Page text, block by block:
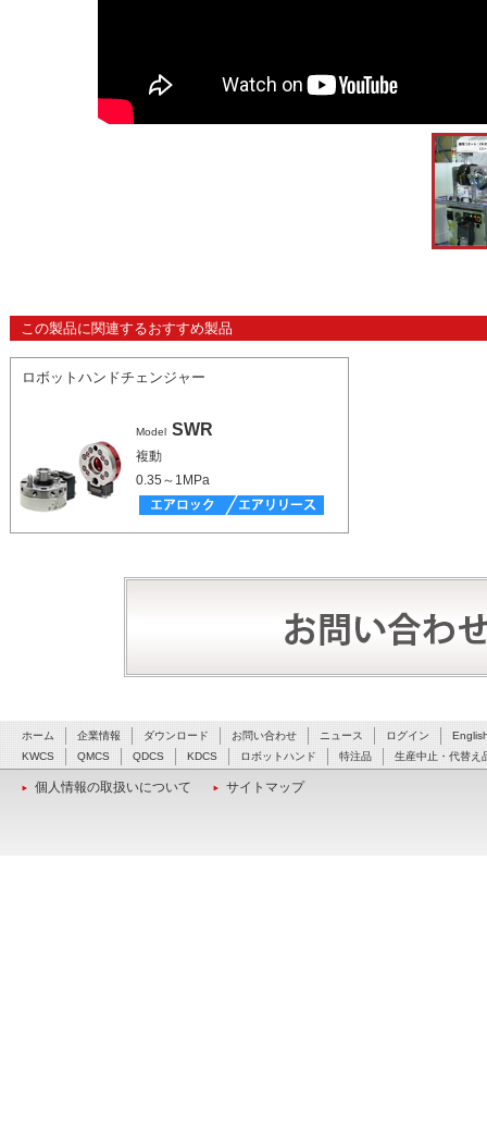
この製品に関連するおすすめ製品
ロボットハンドチェンジャー
Model SWR
複動
0.35～1MPa
ホーム 企業情報 ダウンロード お問い合わせ ニュース ログイン
KWCS
QMCS QDCS KDCS ロボットハンド 特注品 生産中止・代替え
個人情報の取扱いについて サイトマップ